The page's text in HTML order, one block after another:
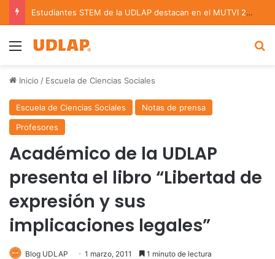
Estudiantes STEM de la UDLAP destacan en el MUTVI 2026
Menu
Inicio / Escuela de Ciencias Sociales
Escuela de Ciencias Sociales
Notas de prensa
Profesores
Académico de la UDLAP
presenta el libro “Libertad de
expresión y sus
implicaciones legales”
Blog UDLAP 1 marzo, 2011 1 minuto de lectura